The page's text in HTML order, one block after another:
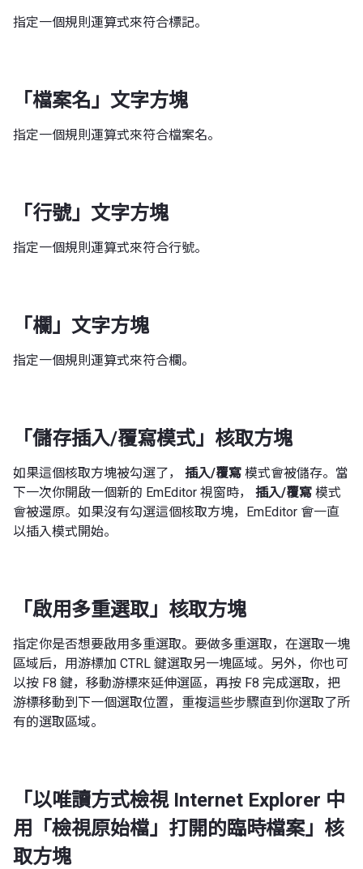
指定一個規則運算式來符合標記。
「檔案名」文字方塊
指定一個規則運算式來符合檔案名。
「行號」文字方塊
指定一個規則運算式來符合行號。
「欄」文字方塊
指定一個規則運算式來符合欄。
「儲存插入/覆寫模式」核取方塊
如果這個核取方塊被勾選了， 插入/覆寫 模式會被儲存。當
下一次你開啟一個新的 EmEditor 視窗時， 插入/覆寫 模式
會被還原。如果沒有勾選這個核取方塊，EmEditor 會一直
以插入模式開始。
「啟用多重選取」核取方塊
指定你是否想要啟用多重選取。要做多重選取，在選取一塊
區域后，用游標加 CTRL 鍵選取另一塊區域。另外，你也可
以按 F8 鍵，移動游標來延伸選區，再按 F8 完成選取，把
游標移動到下一個選取位置，重複這些步驟直到你選取了所
有的選取區域。
「以唯讀方式檢視 Internet Explorer 中
用「檢視原始檔」打開的臨時檔案」核
取方塊